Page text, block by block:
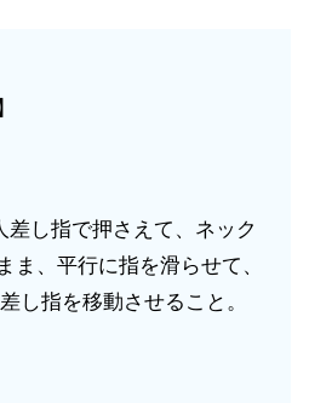
し指で押さえて、ネック
ま、平行に指を滑らせて、
し指を移動させること。